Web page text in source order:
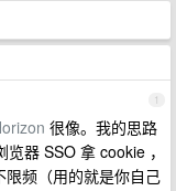
1
很像。我的思路
器 SSO 拿 cookie ，
频（用的就是你自己